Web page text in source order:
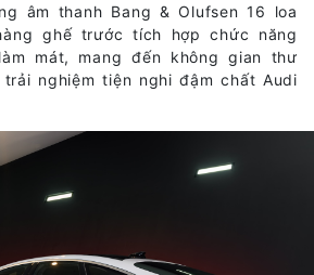
âm thanh Bang & Olufsen 16 loa
ghế trước tích hợp chức năng
mát, mang đến không gian thư
nghiệm tiện nghi đậm chất Audi